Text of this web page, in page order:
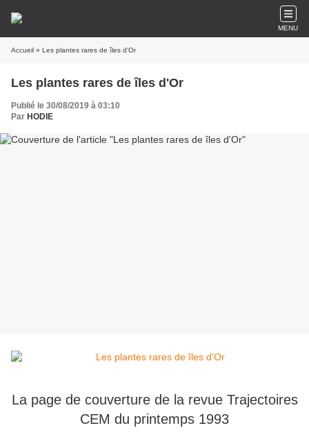
MENU
Accueil » Les plantes rares de îles d'Or
Les plantes rares de îles d'Or
Publié le 30/08/2019 à 03:10
Par HODIE
La page de couverture de la revue Trajectoires
CEM du printemps 1993